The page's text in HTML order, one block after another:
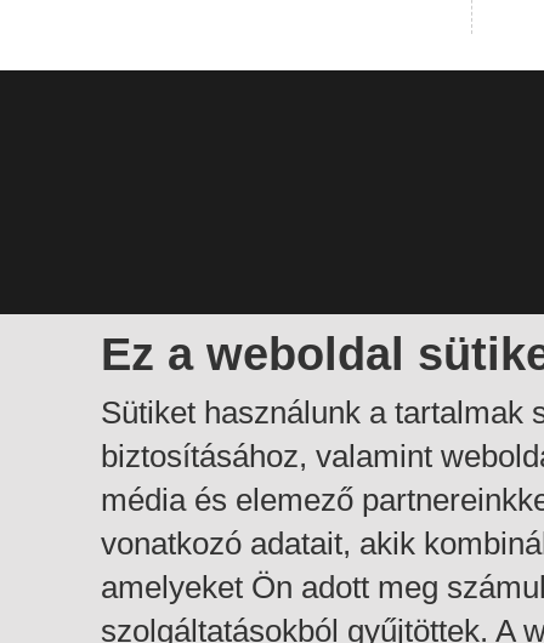
Ez a weboldal
Sütiket használunk a tartalmak
biztosításához, valamint
média és elemező
vonatkozó adatait, akik
amelyeket Ön adott meg
szolgáltatásokból gyűjtöttek. A